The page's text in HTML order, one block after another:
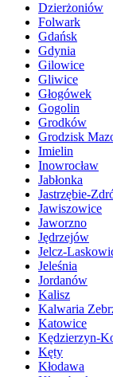
Dzierżoniów
Folwark
Gdańsk
Gdynia
Gilowice
Gliwice
Głogówek
Gogolin
Grodków
Grodzisk
Imielin
Inowrocław
Jabłonka
Jastrzębie-
Jawiszowice
Jaworzno
Jędrzejów
Jelcz-
Jeleśnia
Jordanów
Kalisz
Kalwaria
Katowice
Kędzierzyn-
Kęty
Kłodawa